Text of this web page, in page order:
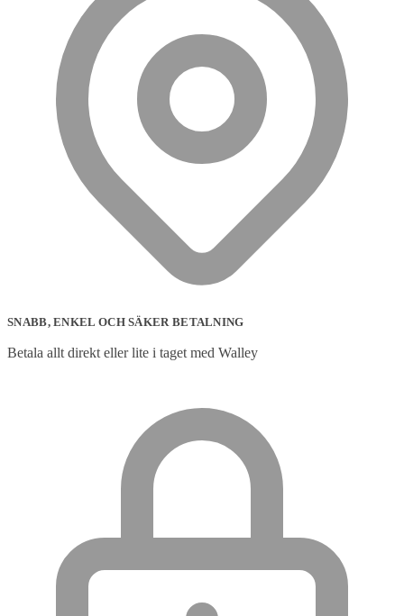
SNABB, ENKEL OCH SÄKER BETALNING
Betala allt direkt eller lite i taget med Walley